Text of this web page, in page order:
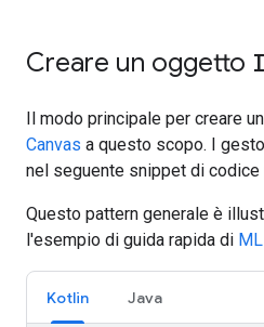
Creare un oggetto
Il modo principale per creare
Canvas a questo scopo. I
nel seguente snippet di
Questo pattern generale è
l'esempio di guida rapida di
Kotlin Java